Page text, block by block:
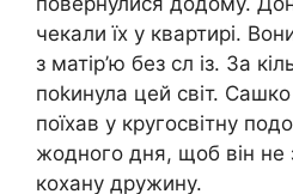
чекали їх у квартирі.
з матір’ю без сл із. За
поkинула цей світ.
поїхав у кругосвітну
жодного дня, щоб він не
кохану дружину.